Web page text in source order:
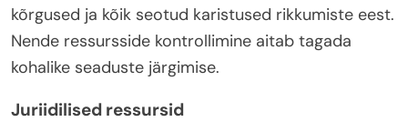
kõrgused ja kõik seotud karistused rikkumiste eest.
Nende ressursside kontrollimine aitab tagada
kohalike seaduste järgimise.
Juriidilised ressursid